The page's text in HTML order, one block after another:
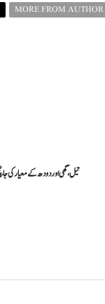
MORE FROM AUTHOR